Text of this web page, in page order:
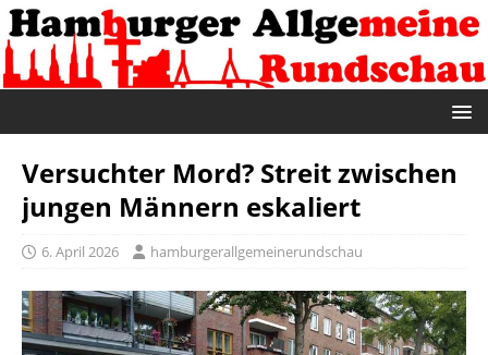
Versuchter Mord? Streit zwischen
jungen Männern eskaliert
6. April 2026 hamburgerallgemeinerundschau